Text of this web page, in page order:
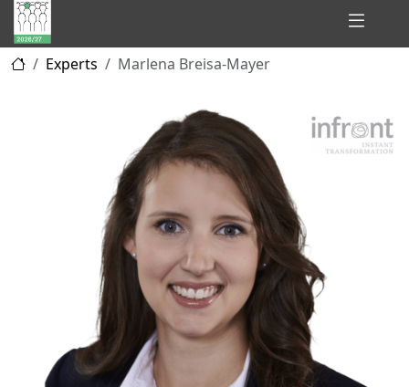
Hidden
Champions
Experts Marlena Breisa-Mayer